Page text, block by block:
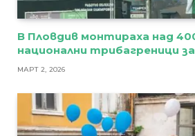
В Пловдив монтираха над
национални трибагреници
МАРТ 2, 2026